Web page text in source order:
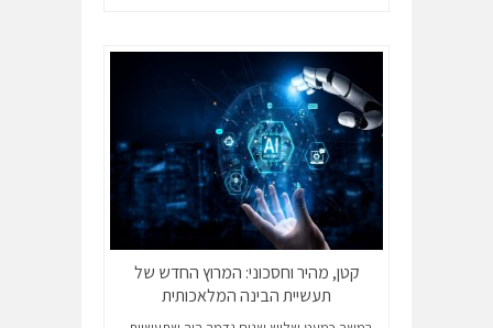
קטן, מהיר וחסכוני: המרוץ החדש של
תעשיית הבינה המלאכותית